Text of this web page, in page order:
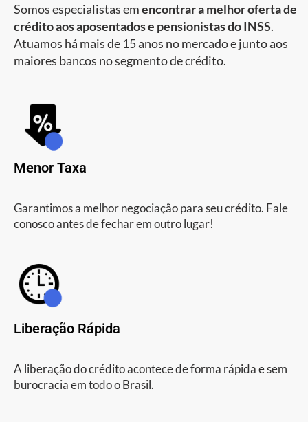
Somos especialistas emencontrar a melhor oferta de
crédito aos aposentados e pensionistas do INSS.
Atuamos há mais de 15 anos no mercado e junto aos
maiores bancos no segmento de crédito.
Menor Taxa
Garantimos a melhor negociação para seu crédito. Fale
conosco antes de fechar em outro lugar!
Liberação Rápida
A liberação do crédito acontece de forma rápida e sem
burocracia em todo o Brasil.